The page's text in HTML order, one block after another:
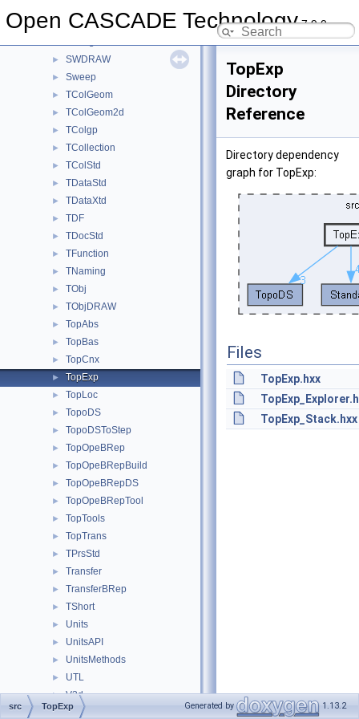
Open CASCADE Technology7.9.0
StlAPI
► SWDRAW
► Sweep
► TColGeom
► TColGeom2d
► TColgp
► TCollection
► TColStd
► TDataStd
► TDataXtd
► TDF
► TDocStd
► TFunction
► TNaming
► TObj
► TObjDRAW
► TopAbs
► TopBas
► TopCnx
► TopExp
► TopLoc
► TopoDS
► TopoDSToStep
► TopOpeBRep
► TopOpeBRepBuild
► TopOpeBRepDS
► TopOpeBRepTool
► TopTools
► TopTrans
► TPrsStd
► Transfer
► TransferBRep
► TShort
► Units
► UnitsAPI
► UnitsMethods
► UTL
► V3d
► ViewerTest
TopExp
Directory
Reference
Directory dependency
graph for TopExp:
Files
TopExp.hxx
TopExp_Stack.hxx
src TopExp Generated by 1.13.2